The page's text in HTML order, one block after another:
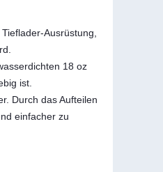
Ausrüstung,
18 oz
ist.
Durch das Aufteilen
einfacher zu